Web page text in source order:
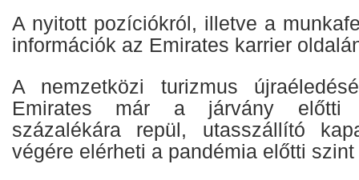
A nyitott pozíciókról, illetve a
információk az Emirates karrier
A nemzetközi turizmus
Emirates már a járvány előtti
százalékára repül, utasszállító
végére elérheti a pandémia előtti